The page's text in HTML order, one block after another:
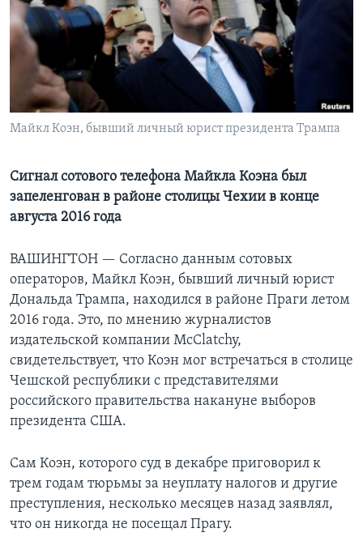
Learning English
СОЦИАЛЬНЫЕ СЕТИ
Майкл Коэн, бывший личный юрист президента Трампа
Сигнал сотового телефона Майкла Коэна был
запеленгован в районе столицы Чехии в конце
августа 2016 года
ВАШИНГТОН — Согласно данным сотовых
операторов, Майкл Коэн, бывший личный юрист
Дональда Трампа, находился в районе Праги летом
2016 года. Это, по мнению журналистов
издательской компании McClatchy,
свидетельствует, что Коэн мог встречаться в столице
Чешской республики с представителями
российского правительства накануне выборов
президента США.
Сам Коэн, которого суд в декабре приговорил к
трем годам тюрьмы за неуплату налогов и другие
преступления, несколько месяцев назад заявлял,
что он никогда не посещал Прагу.